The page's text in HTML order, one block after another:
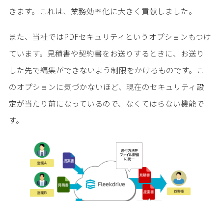
きます。これは、業務効率化に大きく貢献しました。
また、当社ではPDFセキュリティというオプションもつけ
ています。見積書や契約書をお送りするときに、お送り
した先で編集ができないよう制限をかけるものです。こ
のオプションに気づかないほど、現在のセキュリティ設
定が当たり前になっているので、なくてはらない機能で
す。